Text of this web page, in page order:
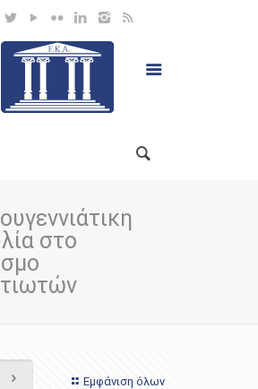
στο
Εμφάνιση όλων